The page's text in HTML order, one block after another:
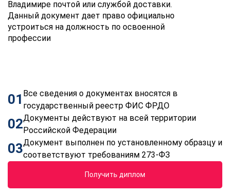
Владимире почтой или службой доставки.
Данный документ дает право официально
устроиться на должность по освоенной
профессии
01 Все сведения о документах вносятся в
государственный реестр ФИС ФРДО
02Документы действуют на всей территории
Российской Федерации
03Документ выполнен по установленному образцу и
соответствуют требованиям 273-ФЗ
Получить диплом